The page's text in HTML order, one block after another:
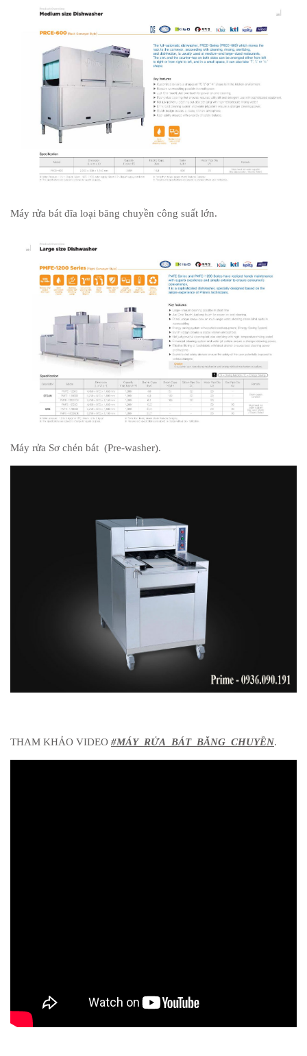
Máy rửa bát đĩa loại băng chuyền công suất lớn.
Máy rửa Sơ chén bát (Pre-washer).
THAM KHẢO VIDEO #MÁY_RỬA_BÁT_BĂNG_CHUYỀN.